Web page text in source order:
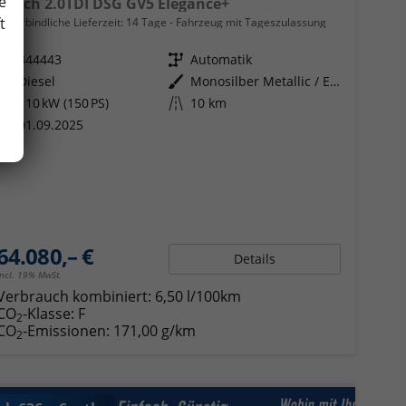
Lieferzeit: 14 Tage Fahrzeug mit Tageszulassung
344443 Getriebe Automatik
Diesel Außenfarbe
Monosilber Metallic / Energeticorange Metallic
110 kW (150 PS) Kilometerstand 10 km
01.09.2025
€
19% MwSt.
Details
kombiniert: 6,50 l/100km
2-Klasse: F
2-Emissionen: 171,00 g/km